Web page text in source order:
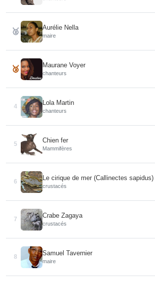
🥈 Aurélie Nella
maire
🥉 Maurane Voyer
chanteurs
4
Lola Martin
chanteurs
5
Chien fer
Mammifères
6
Le cirique de mer (Callinectes sapidus)
crustacés
7
Crabe Zagaya
crustacés
8
Samuel Tavernier
maire